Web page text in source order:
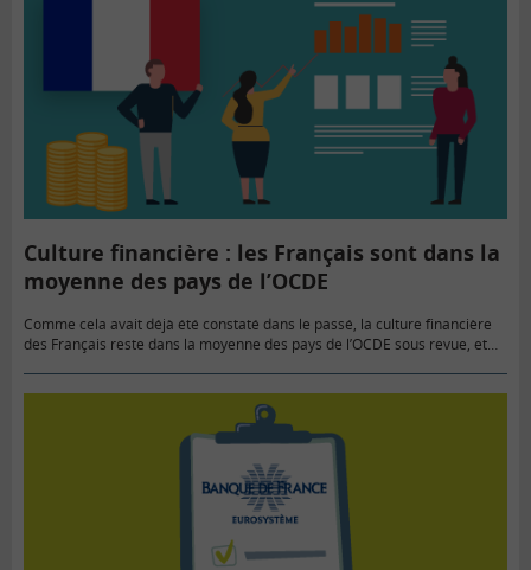
Culture financière : les Français sont dans la
moyenne des pays de l’OCDE
Comme cela avait déjà été constaté dans le passé, la culture financière
des Français reste dans la moyenne des pays de l’OCDE sous revue, et